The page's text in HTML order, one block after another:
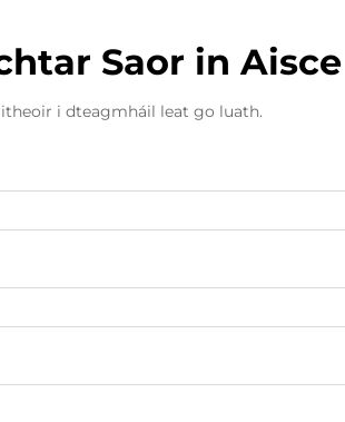
Saor in Aisce
i dteagmháil leat go luath.